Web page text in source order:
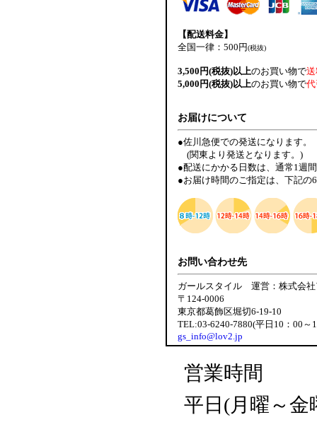
【配送料金】
全国一律：500円(税抜)
3,500円(税抜)以上のお買い物で
5,000円(税抜)以上のお買い物で
お届けについて
●佐川急便での発送になります。
(関東より発送となります。)
●配送にかかる日数は、通常1週
●お届け時間のご指定は、下記の
お問い合わせ先
ガールスタイル 運営：株式会社
〒124-0006
東京都葛飾区堀切6-19-10
TEL:03-6240-7880(平日10：00～
gs_info@lov2.jp
営業時間
平日(月曜～金